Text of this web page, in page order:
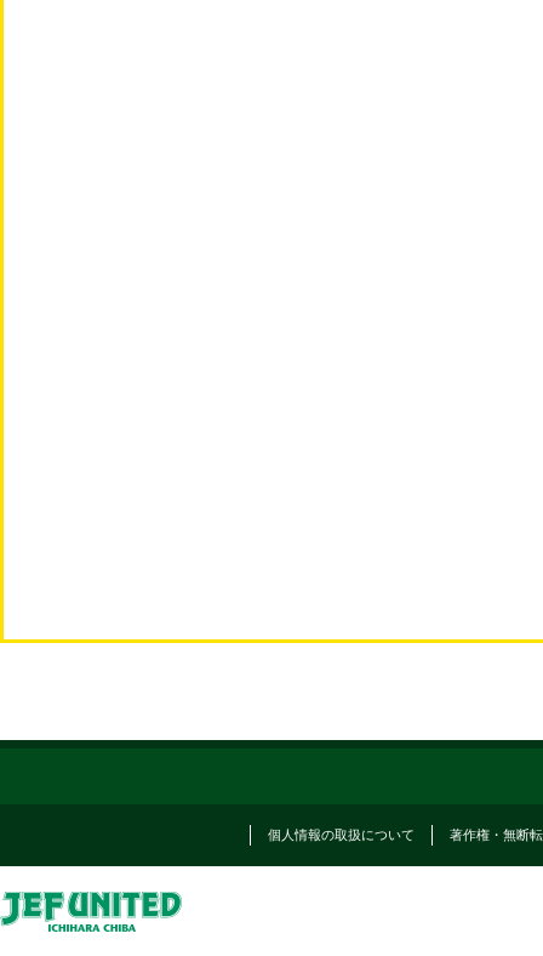
個人情報の取扱について 著作権・無断